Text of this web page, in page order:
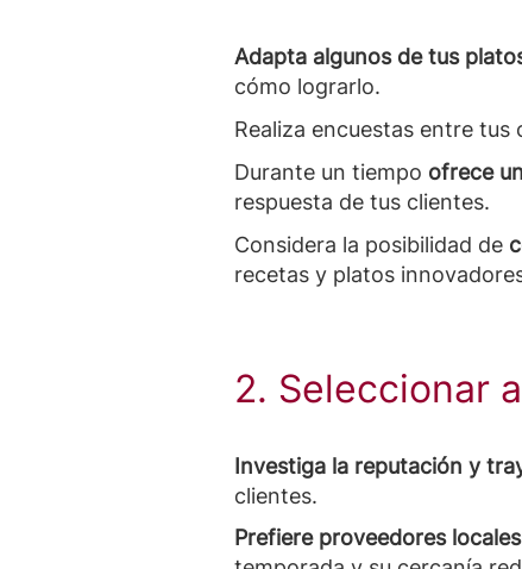
Adapta algunos de tus
cómo lograrlo.
Realiza encuestas entre
Durante un tiempo ofrece
respuesta de tus clientes.
Considera la posibilidad de
recetas y platos
2. Seleccionar
Investiga la reputación y
clientes.
Prefiere proveedores